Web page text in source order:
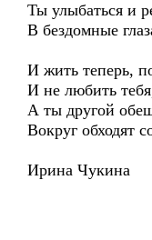
Ты улыбаться и
В бездомные
И жить теперь,
И не любить
А ты другой
Вокруг обходят
Ирина Чукина